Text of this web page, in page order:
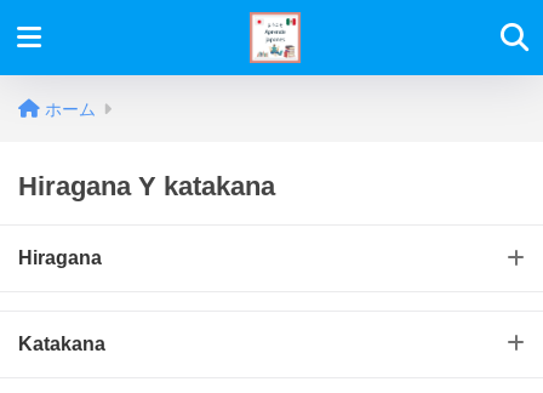
ホーム
Hiragana Y katakana
Hiragana
Katakana